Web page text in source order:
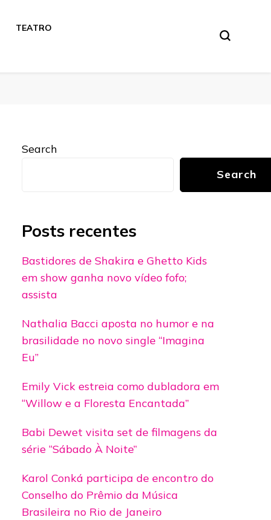
TEATRO
Search
Search
Posts recentes
Bastidores de Shakira e Ghetto Kids
em show ganha novo vídeo fofo;
assista
Nathalia Bacci aposta no humor e na
brasilidade no novo single “Imagina
Eu”
Emily Vick estreia como dubladora em
“Willow e a Floresta Encantada”
Babi Dewet visita set de filmagens da
série “Sábado À Noite”
Karol Conká participa de encontro do
Conselho do Prêmio da Música
Brasileira no Rio de Janeiro